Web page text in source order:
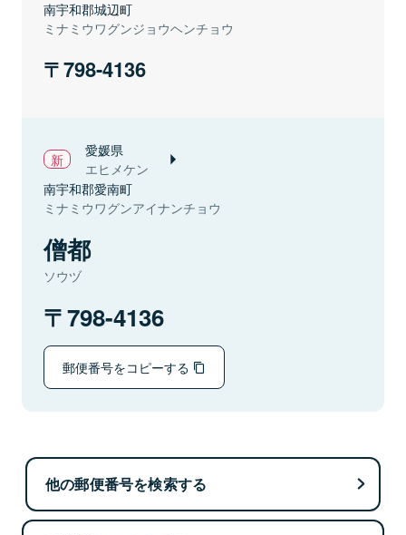
南宇和郡城辺町
ミナミウワグンジョウヘンチョウ
798-4136
愛媛県
エヒメケン
南宇和郡愛南町
ミナミウワグンアイナンチョウ
僧都
ソウヅ
798-4136
郵便番号をコピーする
他の郵便番号を検索する